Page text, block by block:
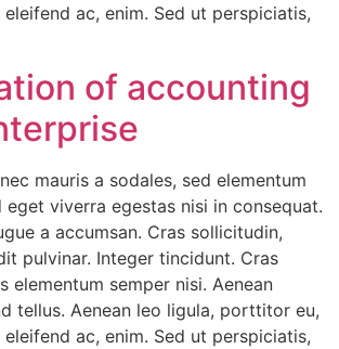
ac, enim. Sed ut perspiciatis,
of accounting
mauris a sodales, sed elementum
eget viverra egestas nisi in consequat.
a accumsan. Cras sollicitudin,
pulvinar. Integer tincidunt. Cras
elementum semper nisi. Aenean
tellus. Aenean leo ligula, porttitor eu,
ac, enim. Sed ut perspiciatis,